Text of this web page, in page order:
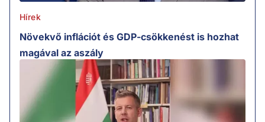
Hírek
Növekvő inflációt és GDP-csökkenést is hozhat
magával az aszály